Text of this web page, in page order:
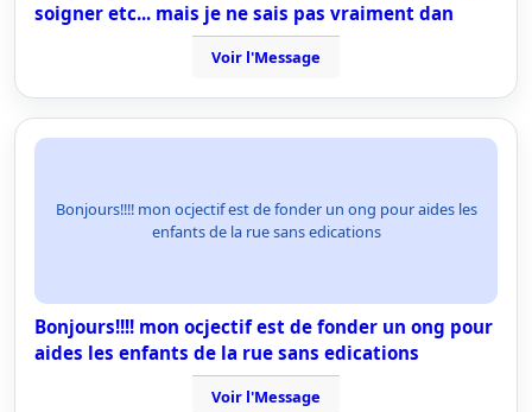
soigner etc... mais je ne sais pas vraiment dan
Voir l'Message
Bonjours!!!! mon ocjectif est de fonder un ong pour aides les
enfants de la rue sans edications
Bonjours!!!! mon ocjectif est de fonder un ong pour
aides les enfants de la rue sans edications
Voir l'Message